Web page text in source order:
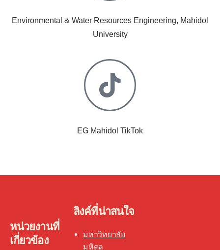
Environmental & Water Resources Engineering, Mahidol
University
EG Mahidol TikTok
หน่วยงานที่
เกี่ยวข้อง
ลิงค์ที่น่าสนใจ
มหาวิทยาลัย
มหิดล